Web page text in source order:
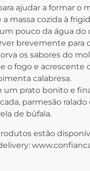
ajudar a formar o
massa cozida à
pouco da água do
brevemente para
os sabores do
o fogo e acrescente
calabresa.
um prato bonito e
parmesão ralado
de búfala.
estão